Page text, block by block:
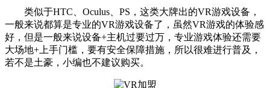
类似于HTC、Oculus、PS，这类大牌出的VR游戏设备，
一般来说都算是专业的VR游戏设备了，虽然VR游戏的体验感
好，但是一般来说设备+主机过要过万，专业游戏体验还需要
大场地+上手门槛，要有安全保障措施，所以很难进行普及，
若不是土豪，小编也不建议购买。